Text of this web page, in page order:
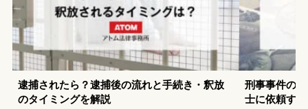
逮捕されたら？逮捕後の流れと手続き・釈放
のタイミングを解説
刑事事件の
士に依頼す